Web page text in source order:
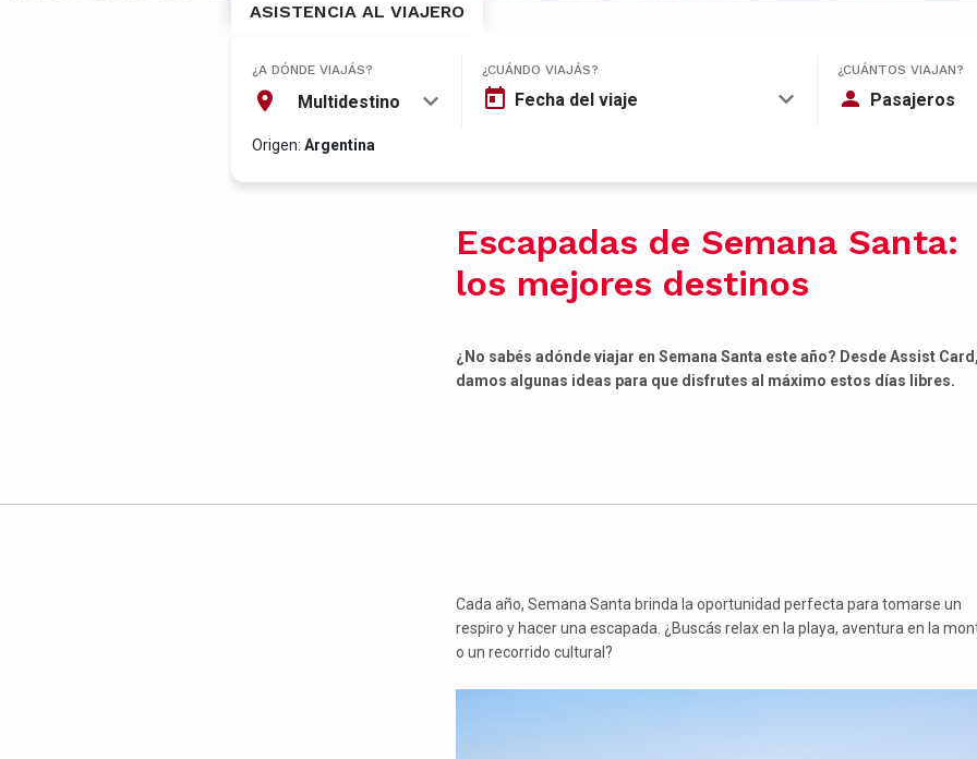
ASISTENCIA AL VIAJERO
¿A DÓNDE VIAJÁS?
Multidestino
¿CUÁNDO VIAJÁS?
Fecha del viaje
¿CUÁNTOS VIAJAN?
Pasajeros
Origen: Argentina
Escapadas de Semana Santa:
los mejores destinos
¿No sabés adónde viajar en Semana Santa este año? Desde Assist
damos algunas ideas para que disfrutes al máximo estos días libres.
Cada año, Semana Santa brinda la oportunidad perfecta para tomarse un
respiro y hacer una escapada. ¿Buscás relax en la playa, aventura en la
o un recorrido cultural?